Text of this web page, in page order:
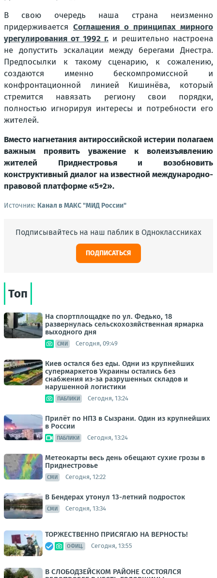
В свою очередь наша страна неизменно
придерживается Соглашения о принципах мирного
урегулирования от 1992 г. и решительно настроена
не допустить эскалации между берегами Днестра.
Предпосылки к такому сценарию, к сожалению,
создаются именно бескомпромиссной и
конфронтационной линией Кишинёва, который
стремится навязать региону свои порядки,
полностью игнорируя интересы и потребности его
жителей.
Вместо нагнетания антироссийской истерии полагаем
важным проявить уважение к волеизъявлению
жителей Приднестровья и возобновить
конструктивный диалог на известной международно-
правовой платформе «5+2».
Источник: Канал в МАКС "МИД России"
Подписывайтесь на наш паблик в Одноклассниках
ПОДПИСАТЬСЯ
Топ
На спортплощадке по ул. Федько, 18
развернулась сельскохозяйственная ярмарка
выходного дня
СМИ Сегодня, 09:49
Киев остался без еды. Одни из крупнейших
супермаркетов Украины остались без
снабжения из-за разрушенных складов и
нарушенной логистики
ПАБЛИКИ Сегодня, 13:24
Прилёт по НПЗ в Сызрани. Один из крупнейших
в России
ПАБЛИКИ Сегодня, 13:24
Метеокарты весь день обещают сухие грозы в
Приднестровье
СМИ Сегодня, 12:22
В Бендерах утонул 13-летний подросток
СМИ Сегодня, 13:34
ТОРЖЕСТВЕННО ПРИСЯГАЮ НА ВЕРНОСТЬ!
ОФИЦ. Сегодня, 13:55
В СЛОБОДЗЕЙСКОМ РАЙОНЕ СОСТОЯЛСЯ